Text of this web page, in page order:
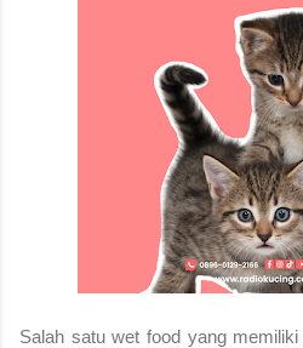
Salah satu wet food yang